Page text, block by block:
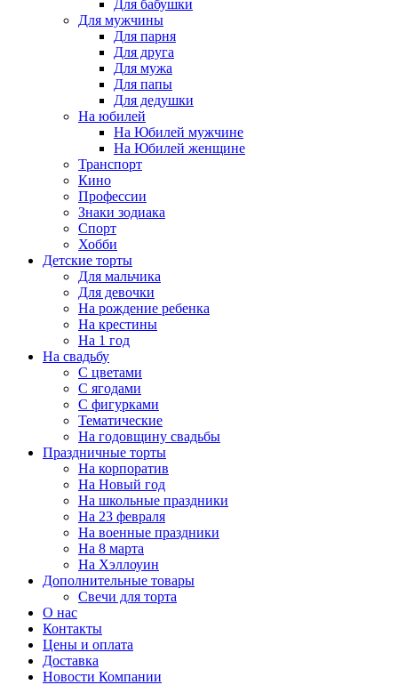
Для бабушки
Для мужчины
Для парня
Для друга
Для мужа
Для папы
Для дедушки
На юбилей
На Юбилей мужчине
На Юбилей женщине
Транспорт
Кино
Профессии
Знаки зодиака
Спорт
Хобби
Детские торты
Для мальчика
Для девочки
На рождение ребенка
На крестины
На 1 год
На свадьбу
С цветами
С ягодами
С фигурками
Тематические
На годовщину свадьбы
Праздничные торты
На корпоратив
На Новый год
На школьные праздники
На 23 февраля
На военные праздники
На 8 марта
На Хэллоуин
Дополнительные товары
Свечи для торта
О нас
Контакты
Цены и оплата
Доставка
Новости Компании